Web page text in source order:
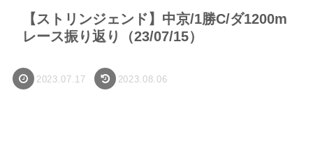
【ストリンジェンド】中京/1勝C/ダ1200m
レース振り返り（23/07/15）
2023.07.17 2023.08.06